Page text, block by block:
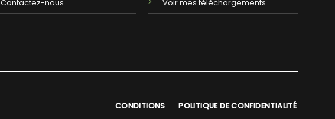
Contactez-nous Voir mes téléchargements
CONDITIONS POLITIQUE DE CONFIDENTIALITÉ